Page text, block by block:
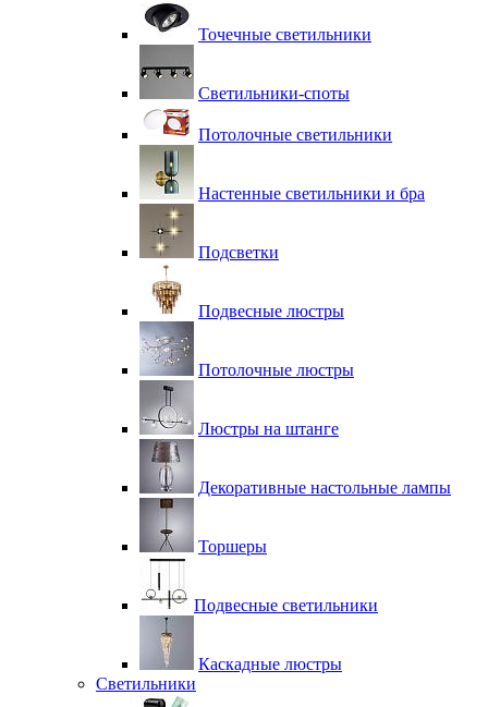
Точечные светильники
Светильники-споты
Потолочные светильники
Настенные светильники и бра
Подсветки
Подвесные люстры
Потолочные люстры
Люстры на штанге
Декоративные настольные лампы
Торшеры
Подвесные светильники
Каскадные люстры
Светильники